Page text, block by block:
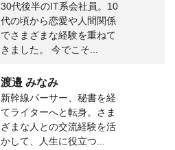
30代後半のIT系会社員。10
代の頃から恋愛や人間関係
でさまざまな経験を重ねて
きました。 今でこそ...
渡邉 みなみ
新幹線パーサー、秘書を経
てライターへと転身。さま
ざまな人との交流経験を活
かして、人生に役立つ...